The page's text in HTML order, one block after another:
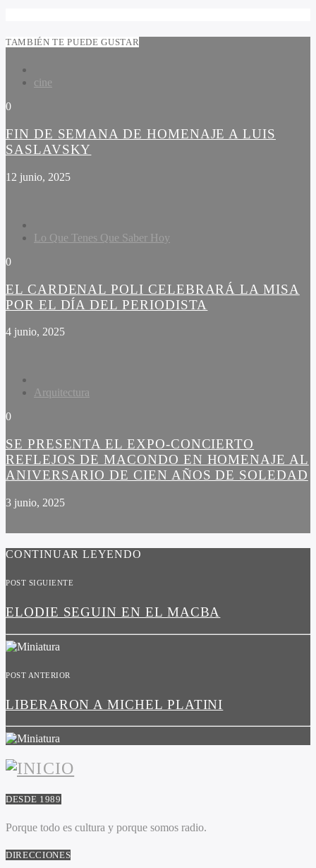
TAMBIÉN TE PUEDE GUSTAR
cine
0
FIN DE SEMANA DE HOMENAJE A LUIS
SASLAVSKY
12 junio, 2025
Lo Que Tenes Que Saber Hoy
0
EL CARDENAL POLI CELEBRARÁ LA MISA
POR EL DÍA DEL PERIODISTA
4 junio, 2025
Arquitectura
0
SE PRESENTA EL EXPO-CONCIERTO
REFLEJOS DE MACONDO EN HOMENAJE AL
ANIVERSARIO DE CIEN AÑOS DE SOLEDAD
3 junio, 2025
CONTINUAR LEYENDO
POST SIGUIENTE
ELODIE SEGUIN EN EL MACBA
POST ANTERIOR
LIBERARON A MICHEL PLATINI
DESDE 1989
Porque todo es cultura y porque somos radio.
DIRECCIONES